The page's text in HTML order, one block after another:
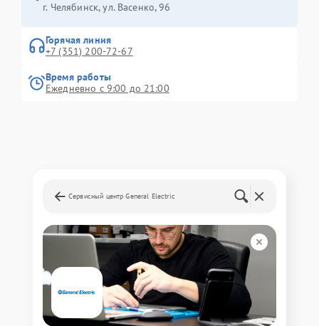
г. Челябинск, ул. Васенко, 96
Горячая линия
+7 (351) 200-72-67
Время работы
Ежедневно с 9:00 до 21:00
Сервисный центр General Electric